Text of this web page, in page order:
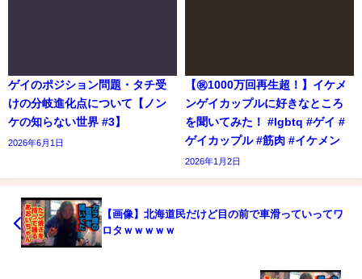
ゲイのポジション問題・タチ受
けの分岐進化点について【ノン
ケの知らない世界 #3】
2026年6月1日
【㊗️1000万回再生超！】イケメ
ンゲイカップルに好きなところ
を聞いてみた！ #lgbtq #ゲイ #
ゲイカップル #筋肉 #イケメン
2026年1月2日
【画像】北海道民だけど目の前で車滑っていってワ
ロタｗｗｗｗｗ